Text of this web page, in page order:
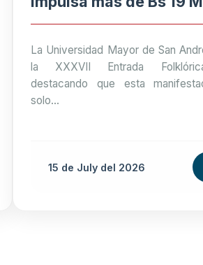
economía paceña
La Universidad Mayor de San
la XXXVII Entrada
destacando que esta
solo...
15 de Julydel 2026